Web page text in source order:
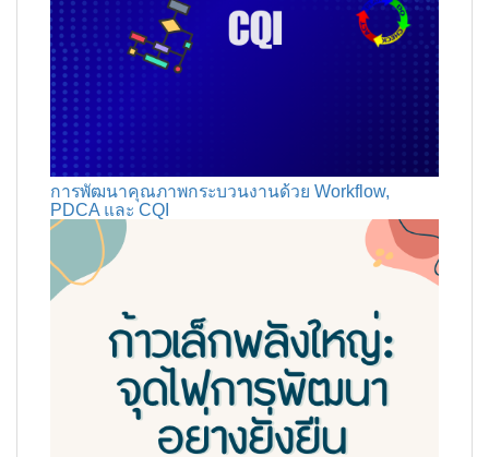
การพัฒนาคุณภาพกระบวนงานด้วย Workflow,
PDCA และ CQI